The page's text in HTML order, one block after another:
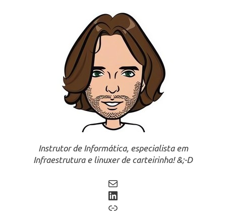
Instrutor de Informática, especialista em
Infraestrutura e linuxer de carteirinha! &;-D
Mail
LinkedIn
Link